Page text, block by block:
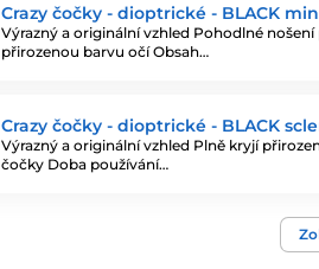
Crazy čočky - dioptrické - BLACK
Výrazný a originální vzhled Pohodlné
přirozenou barvu očí Obsah…
Crazy čočky - dioptrické - BLACK
Výrazný a originální vzhled Plně kryjí
čočky Doba používání…